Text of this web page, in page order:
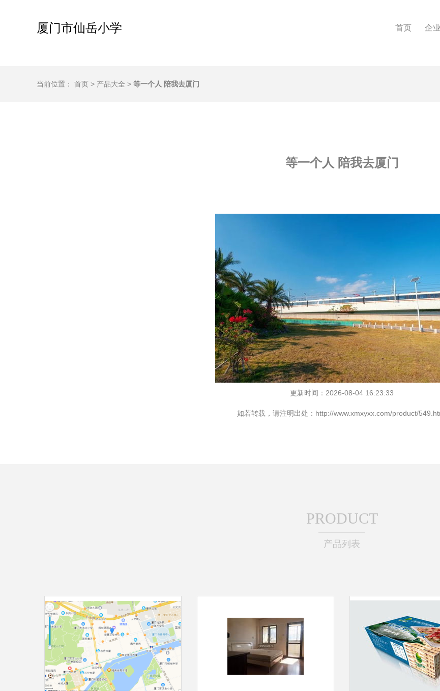
厦门市仙岳小学 首页 企
当前位置： 首页 > 产品大全 > 等一个人 陪我去厦门
等一个人 陪我去厦门
更新时间：2026-08-04 16:23:33
如若转载，请注明出处：http://www.xmxyxx.com/product/
PRODUCT
产品列表